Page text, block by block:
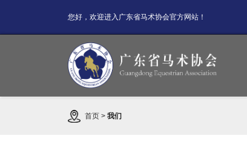
您好，欢迎进入广东省马术协会官方网站！
首页 > 我们